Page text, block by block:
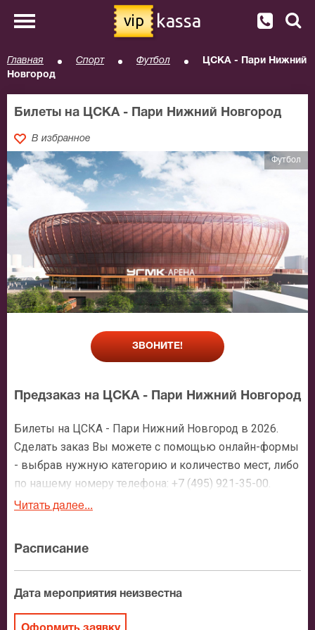
vip kassa
Главная Спорт Футбол
ЦСКА - Пари Нижний
Новгород
Билеты на ЦСКА - Пари Нижний Новгород
В избранное
Футбол
ЗВОНИТЕ!
Предзаказ на ЦСКА - Пари Нижний Новгород
Билеты на ЦСКА - Пари Нижний Новгород в 2026.
Сделать заказ Вы можете с помощью онлайн-формы
- выбрав нужную категорию и количество мест, либо
по нашему номеру телефона: +7 (495) 921-35-00.
После оформления заявки с Вами свяжется
зрительном зале, о том как заказать билет и утвердит
адрес доставки.
Нижний Новгород
Читать далее...
Расписание
Дата мероприятия неизвестна